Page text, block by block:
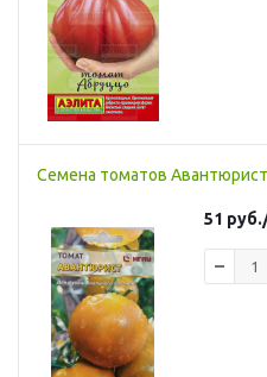
Семена томатов
51 руб.